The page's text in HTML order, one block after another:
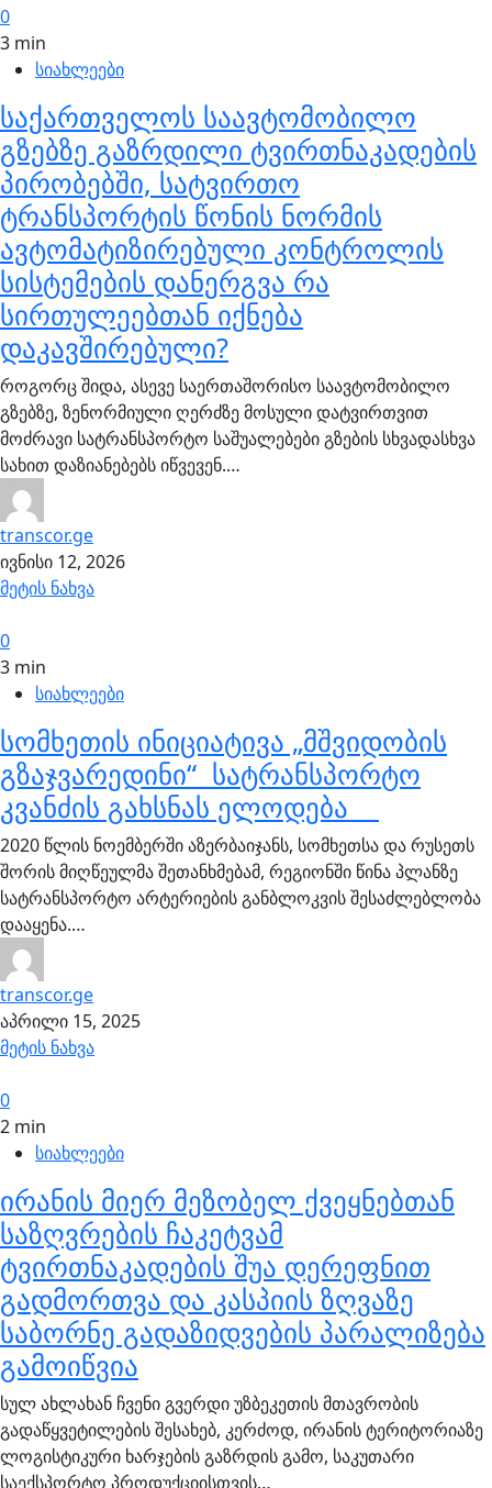
0
3 min
სიახლეები
საქართველოს საავტომობილო
გზებზე გაზრდილი ტვირთნაკადების
პირობებში, სატვირთო
ტრანსპორტის წონის ნორმის
ავტომატიზირებული კონტროლის
სისტემების დანერგვა რა
სირთულეებთან იქნება
დაკავშირებული?
როგორც შიდა, ასევე საერთაშორისო საავტომობილო
გზებზე, ზენორმიული ღერძზე მოსული დატვირთვით
მოძრავი სატრანსპორტო საშუალებები გზების სხვადასხვა
სახით დაზიანებებს იწვევენ.…
transcor.ge
ივნისი 12, 2026
მეტის ნახვა
0
3 min
სიახლეები
სომხეთის ინიციატივა „მშვიდობის
გზაჯვარედინი“ სატრანსპორტო
კვანძის გახსნას ელოდება
2020 წლის ნოემბერში აზერბაიჯანს, სომხეთსა და რუსეთს
შორის მიღწეულმა შეთანხმებამ, რეგიონში წინა პლანზე
სატრანსპორტო არტერიების განბლოკვის შესაძლებლობა
დააყენა.…
transcor.ge
აპრილი 15, 2025
მეტის ნახვა
0
2 min
სიახლეები
ირანის მიერ მეზობელ ქვეყნებთან
საზღვრების ჩაკეტვამ
ტვირთნაკადების შუა დერეფნით
გადმორთვა და კასპიის ზღვაზე
საბორნე გადაზიდვების პარალიზება
გამოიწვია
სულ ახლახან ჩვენი გვერდი უზბეკეთის მთავრობის
გადაწყვეტილების შესახებ, კერძოდ, ირანის ტერიტორიაზე
ლოგისტიკური ხარჯების გაზრდის გამო, საკუთარი
საექსპორტო პროდუქციისთვის…